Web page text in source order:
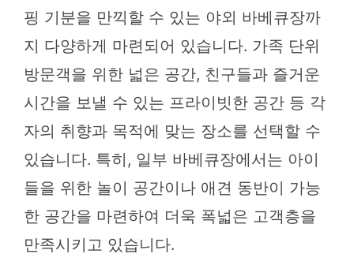
핑 기분을 만끽할 수 있는 야외 바베큐장까
지 다양하게 마련되어 있습니다. 가족 단위
방문객을 위한 넓은 공간, 친구들과 즐거운
시간을 보낼 수 있는 프라이빗한 공간 등 각
자의 취향과 목적에 맞는 장소를 선택할 수
있습니다. 특히, 일부 바베큐장에서는 아이
들을 위한 놀이 공간이나 애견 동반이 가능
한 공간을 마련하여 더욱 폭넓은 고객층을
만족시키고 있습니다.